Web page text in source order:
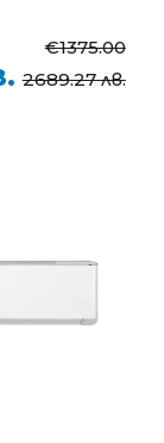
€1375.00
2689.27 лв.